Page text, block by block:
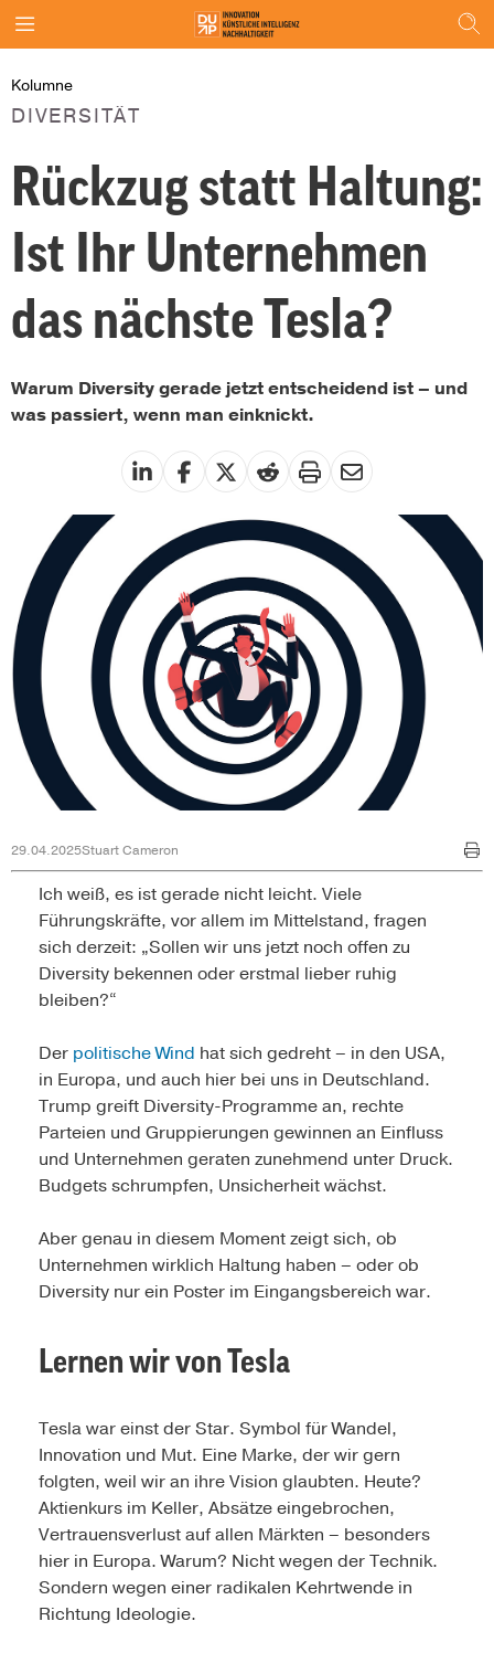
Kolumne
DIVERSITÄT
Rückzug statt Haltung:
Ist Ihr Unternehmen
das nächste Tesla?
Warum Diversity gerade jetzt entscheidend ist – und
was passiert, wenn man einknickt.
29.04.2025Stuart Cameron
Ich weiß, es ist gerade nicht leicht. Viele
Führungskräfte, vor allem im Mittelstand, fragen
sich derzeit: „Sollen wir uns jetzt noch offen zu
Diversity bekennen oder erstmal lieber ruhig
bleiben?“
Der politische Wind hat sich gedreht – in den USA,
in Europa, und auch hier bei uns in Deutschland.
Trump greift Diversity-Programme an, rechte
Parteien und Gruppierungen gewinnen an Einfluss
und Unternehmen geraten zunehmend unter Druck.
Budgets schrumpfen, Unsicherheit wächst.
Aber genau in diesem Moment zeigt sich, ob
Unternehmen wirklich Haltung haben – oder ob
Diversity nur ein Poster im Eingangsbereich war.
Lernen wir von Tesla
Tesla war einst der Star. Symbol für Wandel,
Innovation und Mut. Eine Marke, der wir gern
folgten, weil wir an ihre Vision glaubten. Heute?
Aktienkurs im Keller, Absätze eingebrochen,
Vertrauensverlust auf allen Märkten – besonders
hier in Europa. Warum? Nicht wegen der Technik.
Sondern wegen einer radikalen Kehrtwende in
Richtung Ideologie.